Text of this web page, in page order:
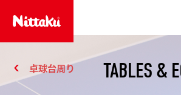
TABLES &
卓球台周り